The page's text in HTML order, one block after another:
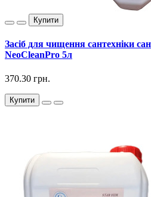
Купити
Засіб для чищення сантехніки
NeoCleanPro 5л
370.30 грн.
Купити